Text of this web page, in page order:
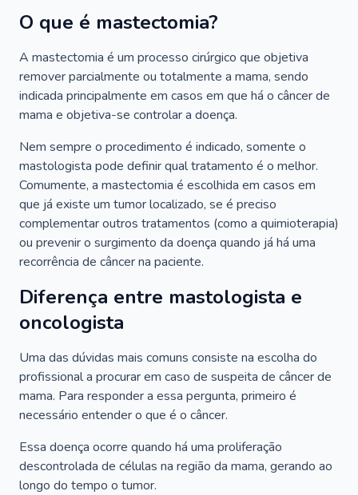
O que é mastectomia?
A mastectomia é um processo cirúrgico que objetiva
remover parcialmente ou totalmente a mama, sendo
indicada principalmente em casos em que há o câncer de
mama e objetiva-se controlar a doença.
Nem sempre o procedimento é indicado, somente o
mastologista pode definir qual tratamento é o melhor.
Comumente, a mastectomia é escolhida em casos em
que já existe um tumor localizado, se é preciso
complementar outros tratamentos (como a quimioterapia)
ou prevenir o surgimento da doença quando já há uma
recorrência de câncer na paciente.
Diferença entre mastologista e
oncologista
Uma das dúvidas mais comuns consiste na escolha do
profissional a procurar em caso de suspeita de câncer de
mama. Para responder a essa pergunta, primeiro é
necessário entender o que é o câncer.
Essa doença ocorre quando há uma proliferação
descontrolada de células na região da mama, gerando ao
longo do tempo o tumor.